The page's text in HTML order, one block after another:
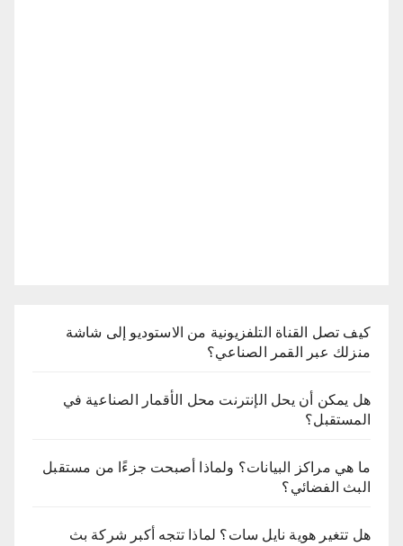
كيف تصل القناة التلفزيونية من الاستوديو إلى شاشة
منزلك عبر القمر الصناعي؟
هل يمكن أن يحل الإنترنت محل الأقمار الصناعية في
المستقبل؟
ما هي مراكز البيانات؟ ولماذا أصبحت جزءًا من مستقبل
البث الفضائي؟
هل تتغير هوية نايل سات؟ لماذا تتجه أكبر شركة بث